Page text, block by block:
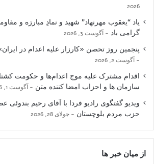
2026
یاد “یعقوب مهرنهاد” شهید و نمادِ مبارزه و
گرامی باد
آگوست 3, 2026
پنجمین روز تحصن «کارزار علیه اعدام در
آگوست 2, 2026
اقدام مشترک علیه موج اعدام‌ها و حکومت
سازمان ها و احزاب امضا کننده متن
آگوست 1, 2026
ویدیو گفتگوی رادیو فردا با آقای رحیم
حزب مردم بلوچستان
جولای 28, 2026
از میان خبر ها